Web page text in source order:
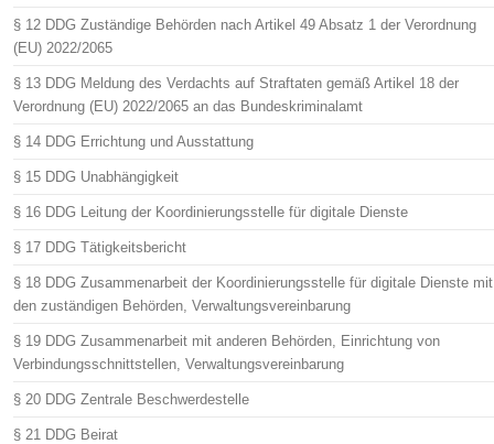
§ 12 DDG Zuständige Behörden nach Artikel 49 Absatz 1 der Verordnung
(EU) 2022/2065
§ 13 DDG Meldung des Verdachts auf Straftaten gemäß Artikel 18 der
Verordnung (EU) 2022/2065 an das Bundeskriminalamt
§ 14 DDG Errichtung und Ausstattung
§ 15 DDG Unabhängigkeit
§ 16 DDG Leitung der Koordinierungsstelle für digitale Dienste
§ 17 DDG Tätigkeitsbericht
§ 18 DDG Zusammenarbeit der Koordinierungsstelle für digitale Dienste mit
den zuständigen Behörden, Verwaltungsvereinbarung
§ 19 DDG Zusammenarbeit mit anderen Behörden, Einrichtung von
Verbindungsschnittstellen, Verwaltungsvereinbarung
§ 20 DDG Zentrale Beschwerdestelle
§ 21 DDG Beirat